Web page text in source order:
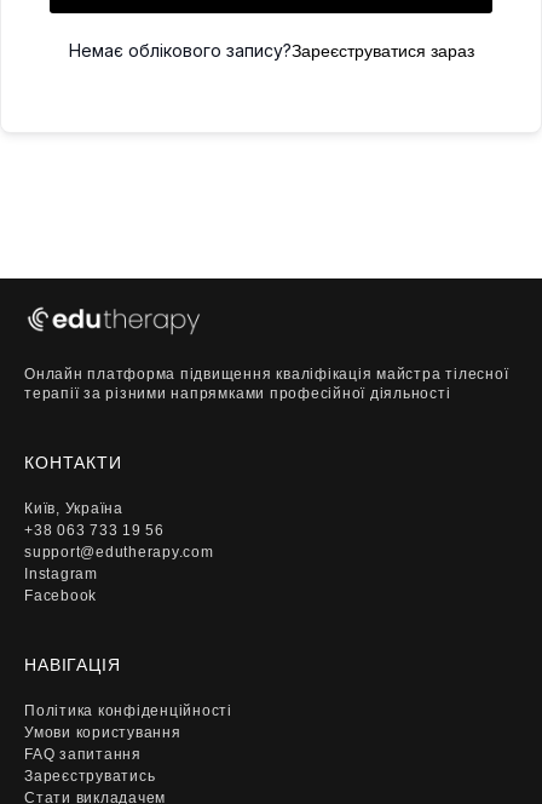
Немає облікового запису?Зареєструватися зараз
Онлайн платформа підвищення кваліфікація майстра тілесної
терапії за різними напрямками професійної діяльності
КОНТАКТИ
Київ, Україна
+38 063 733 19 56
support@edutherapy.com
Instagram
Facebook
НАВІГАЦІЯ
Політика конфіденційності
Умови користування
FAQ запитання
Зареєструватись
Стати викладачем